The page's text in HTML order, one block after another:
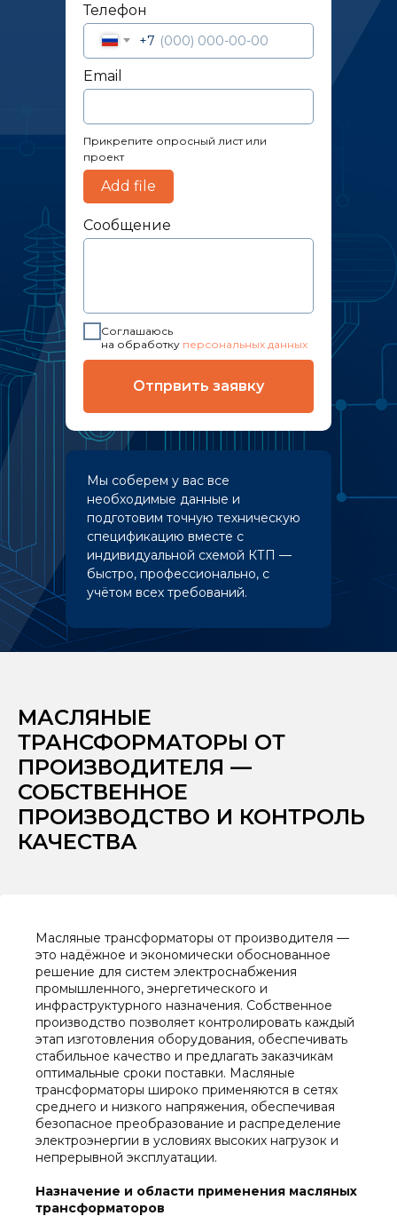
Телефон
+7
Email
Прикрепите опросный лист или
проект
Add file
Сообщение
Соглашаюсь
на обработку персональных данных
Отпрвить заявку
Мы соберем у вас все
необходимые данные и
подготовим точную техническую
спецификацию вместе с
индивидуальной схемой КТП —
быстро, профессионально, с
учётом всех требований.
МАСЛЯНЫЕ
ТРАНСФОРМАТОРЫ ОТ
ПРОИЗВОДИТЕЛЯ —
СОБСТВЕННОЕ
ПРОИЗВОДСТВО И КОНТРОЛЬ
КАЧЕСТВА
Масляные трансформаторы от производителя —
это надёжное и экономически обоснованное
решение для систем электроснабжения
промышленного, энергетического и
инфраструктурного назначения. Собственное
производство позволяет контролировать каждый
этап изготовления оборудования, обеспечивать
стабильное качество и предлагать заказчикам
оптимальные сроки поставки. Масляные
трансформаторы широко применяются в сетях
среднего и низкого напряжения, обеспечивая
безопасное преобразование и распределение
электроэнергии в условиях высоких нагрузок и
непрерывной эксплуатации.
Назначение и области применения масляных
трансформаторов